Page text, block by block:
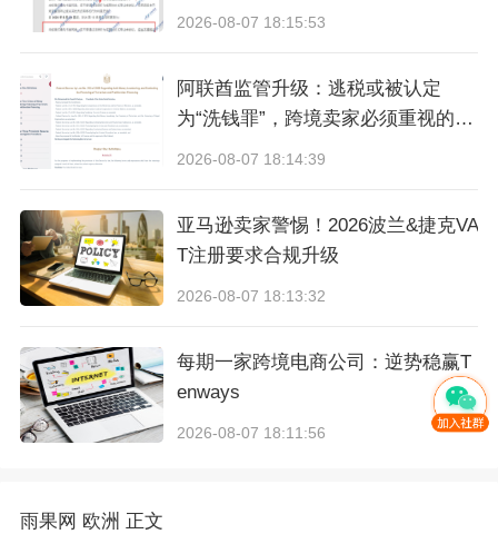
真相
2026-08-07 18:15:53
阿联酋监管升级：逃税或被认定
为“洗钱罪”，跨境卖家必须重视的合
规信号
2026-08-07 18:14:39
亚马逊卖家警惕！2026波兰&捷克VA
T注册要求合规升级
2026-08-07 18:13:32
每期一家跨境电商公司：逆势稳赢T
enways
2026-08-07 18:11:56
雨果网 欧洲 正文